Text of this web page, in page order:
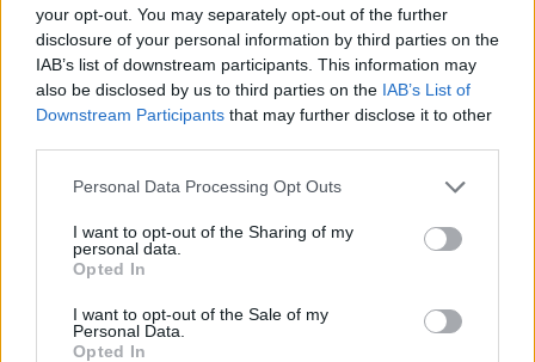
your opt-out. You may separately opt-out of the further
disclosure of your personal information by third parties on the
IAB’s list of downstream participants. This information may
also be disclosed by us to third parties on the IAB’s List of
Downstream Participants that may further disclose it to other
Please note that this website/app uses one or more Google
not limited to your visit or usage behaviour. You may click to
grant or deny consent to Google and its third-party tags to
use your data for below specified purposes in below Google
consent section.
Personal Data Processing Opt Outs
I want to opt-out of the Sharing of my
personal data.
Opted In
I want to opt-out of the Sale of my
Personal Data.
Opted In
21:08 25.01.20
Ο Ρέτσος κοντά στη Σέφιλντ!